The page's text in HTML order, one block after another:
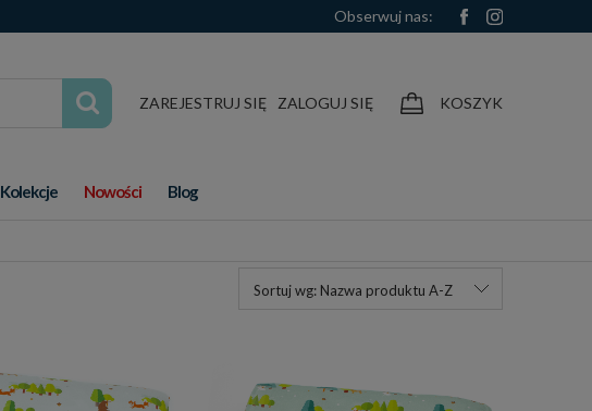
Obserwuj nas:
KOSZYK
ZAREJESTRUJ SIĘ ZALOGUJ SIĘ
Kolekcje Nowości Blog
Sortuj wg: Nazwa produktu A-Z